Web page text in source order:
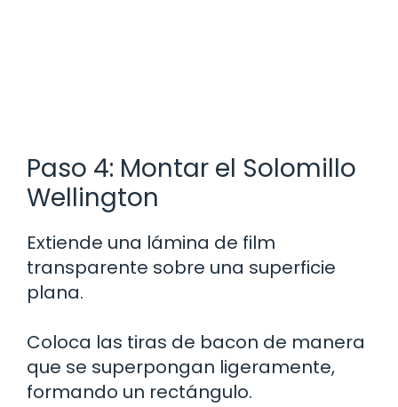
Paso 4: Montar el Solomillo
Wellington
Extiende una lámina de film
transparente sobre una superficie
plana.
Coloca las tiras de bacon de manera
que se superpongan ligeramente,
formando un rectángulo.